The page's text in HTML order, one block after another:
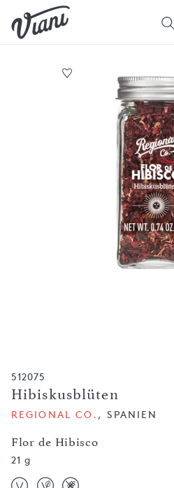
512075
Hibiskusblüten
Flor de Hibisco
REGIONAL CO. , SPANIEN
21 g